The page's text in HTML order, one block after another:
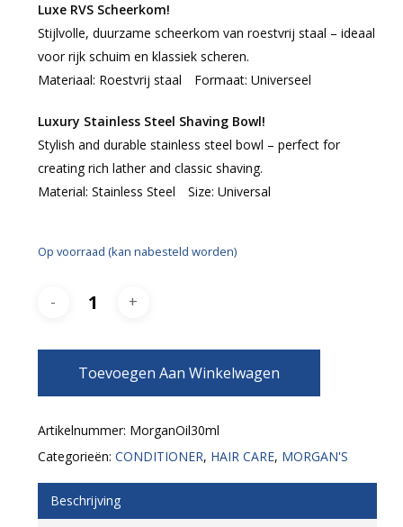
Luxe RVS Scheerkom!
Stijlvolle, duurzame scheerkom van roestvrij staal – ideaal
voor rijk schuim en klassiek scheren.
Materiaal: Roestvrij staal Formaat: Universeel
Luxury Stainless Steel Shaving Bowl!
Stylish and durable stainless steel bowl – perfect for
creating rich lather and classic shaving.
Material: Stainless Steel Size: Universal
Op voorraad (kan nabesteld worden)
Toevoegen Aan Winkelwagen
Artikelnummer: MorganOil30ml
Categorieën: CONDITIONER, HAIR CARE, MORGAN'S
Beschrijving